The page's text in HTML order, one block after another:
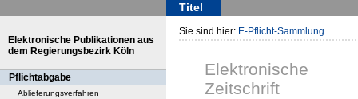
Titel
Elektronische Publikationen aus
dem Regierungsbezirk Köln
Pflichtabgabe
Ablieferungsverfahren
Sie sind hier: E-Pflicht-Sammlung
Elektronische
Zeitschrift